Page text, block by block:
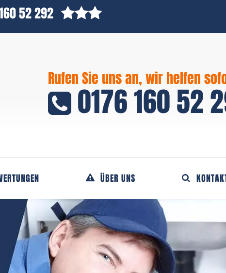
52 292
Rufen Sie uns an, wir helfen
0176 160 52
ÜBER UNS